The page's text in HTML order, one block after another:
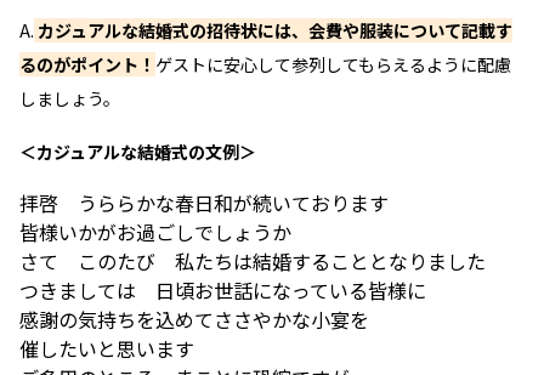
A. カジュアルな結婚式の招待状には、会費や服装について記載す
るのがポイント！ ゲストに安心して参列してもらえるように配慮
しましょう。
＜カジュアルな結婚式の文例＞
拝啓 うららかな春日和が続いております
皆様いかがお過ごしでしょうか
さて このたび 私たちは結婚することとなりました
つきましては 日頃お世話になっている皆様に
感謝の気持ちを込めてささやかな小宴を
催したいと思います